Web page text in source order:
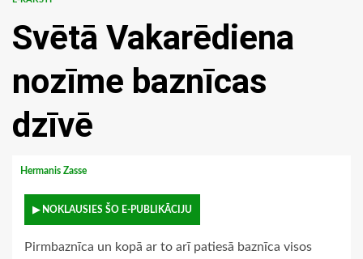
Svētā Vakarēdiena
nozīme baznīcas
dzīvē
Hermanis Zasse
▶ NOKLAUSIES ŠO E-PUBLIKĀCIJU
Pirmbaznīca un kopā ar to arī patiesā baznīca visos